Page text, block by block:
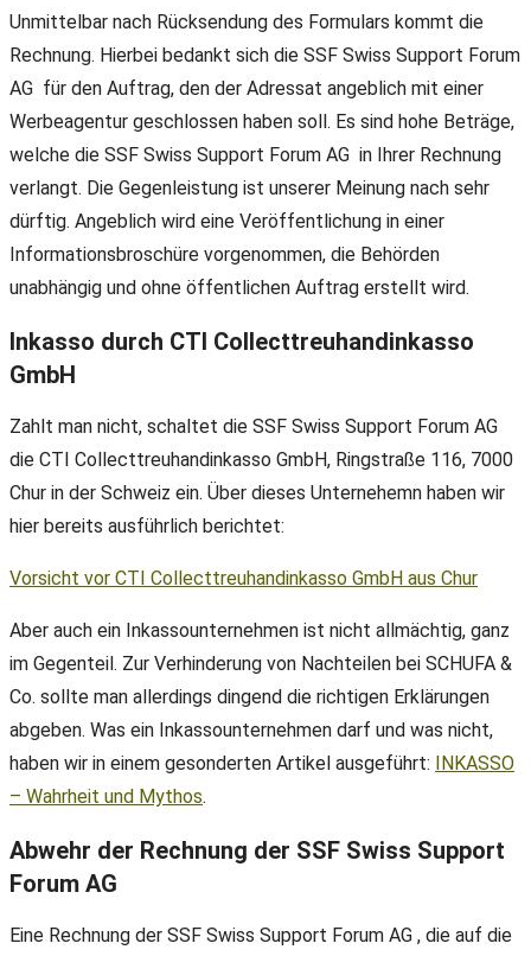
Unmittelbar nach Rücksendung des Formulars kommt die
Rechnung. Hierbei bedankt sich die SSF Swiss Support Forum
AG für den Auftrag, den der Adressat angeblich mit einer
Werbeagentur geschlossen haben soll. Es sind hohe Beträge,
welche die SSF Swiss Support Forum AG in Ihrer Rechnung
verlangt. Die Gegenleistung ist unserer Meinung nach sehr
dürftig. Angeblich wird eine Veröffentlichung in einer
Informationsbroschüre vorgenommen, die Behörden
unabhängig und ohne öffentlichen Auftrag erstellt wird.
Inkasso durch CTI Collecttreuhandinkasso
GmbH
Zahlt man nicht, schaltet die SSF Swiss Support Forum AG
die CTI Collecttreuhandinkasso GmbH, Ringstraße 116, 7000
Chur in der Schweiz ein. Über dieses Unternehemn haben wir
hier bereits ausführlich berichtet:
Vorsicht vor CTI Collecttreuhandinkasso GmbH aus Chur
Aber auch ein Inkassounternehmen ist nicht allmächtig, ganz
im Gegenteil. Zur Verhinderung von Nachteilen bei SCHUFA &
Co. sollte man allerdings dingend die richtigen Erklärungen
abgeben. Was ein Inkassounternehmen darf und was nicht,
haben wir in einem gesonderten Artikel ausgeführt: INKASSO
– Wahrheit und Mythos.
Abwehr der Rechnung der SSF Swiss Support
Forum AG
Eine Rechnung der SSF Swiss Support Forum AG , die auf die